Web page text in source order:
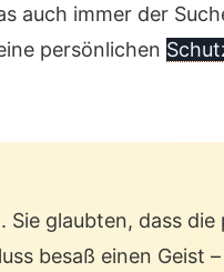
auch immer der
persönlichen
glaubten, dass die
besaß einen Geist